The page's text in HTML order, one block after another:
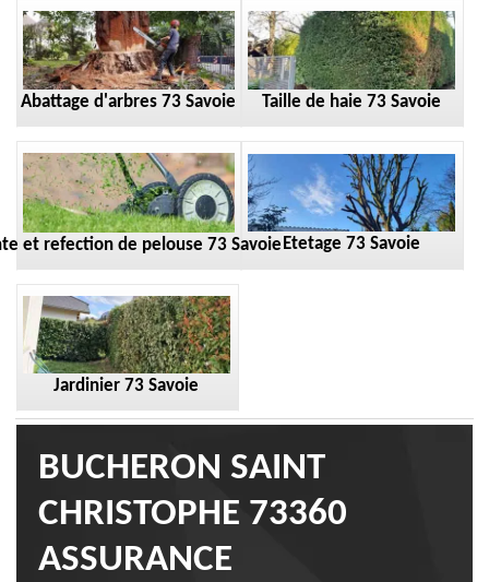
Abattage d'arbres 73 Savoie Taille de haie 73 Savoie
et refection de pelouse 73 Savoie Etetage 73 Savoie
Jardinier 73 Savoie
BUCHERON SAINT
CHRISTOPHE 73360
ASSURANCE